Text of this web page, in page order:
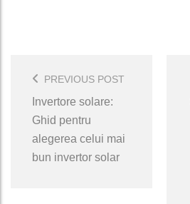
Navigation
PREVIOUS POST
Invertore solare:
Ghid pentru
alegerea celui mai
bun invertor solar